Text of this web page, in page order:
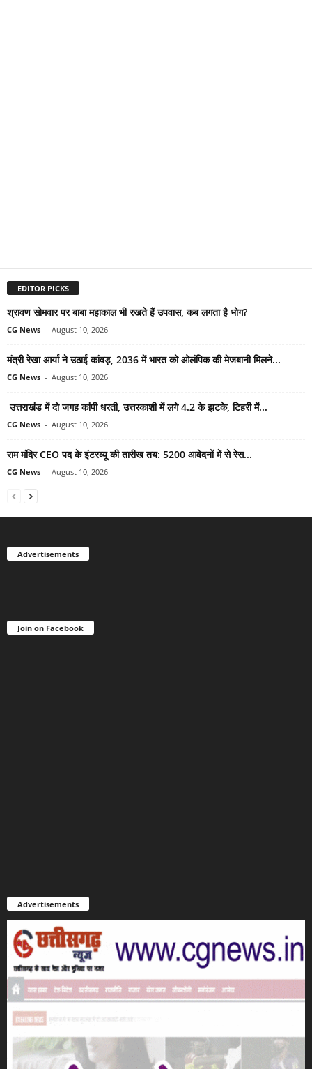
EDITOR PICKS
श्रावण सोमवार पर बाबा महाकाल भी रखते हैं उपवास, कब लगता है भोग?
CG News - August 10, 2026
मंत्री रेखा आर्या ने उठाई कांवड़, 2036 में भारत को ओलंपिक की मेजबानी मिलने...
CG News - August 10, 2026
उत्तराखंड में दो जगह कांपी धरती, उत्तरकाशी में लगे 4.2 के झटके, टिहरी में...
CG News - August 10, 2026
राम मंदिर CEO पद के इंटरव्यू की तारीख तय: 5200 आवेदनों में से रेस...
CG News - August 10, 2026
Advertisements
Join on Facebook
Advertisements